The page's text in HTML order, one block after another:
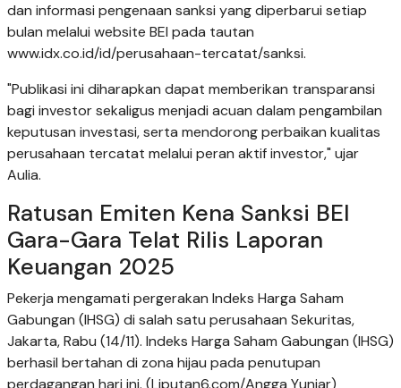
dan informasi pengenaan sanksi yang diperbarui setiap
bulan melalui website BEI pada tautan
www.idx.co.id/id/perusahaan-tercatat/sanksi.
"Publikasi ini diharapkan dapat memberikan transparansi
bagi investor sekaligus menjadi acuan dalam pengambilan
keputusan investasi, serta mendorong perbaikan kualitas
perusahaan tercatat melalui peran aktif investor," ujar
Aulia.
Ratusan Emiten Kena Sanksi BEI
Gara-Gara Telat Rilis Laporan
Keuangan 2025
Pekerja mengamati pergerakan Indeks Harga Saham
Gabungan (IHSG) di salah satu perusahaan Sekuritas,
Jakarta, Rabu (14/11). Indeks Harga Saham Gabungan (IHSG)
berhasil bertahan di zona hijau pada penutupan
perdagangan hari ini. (Liputan6.com/Angga Yuniar)